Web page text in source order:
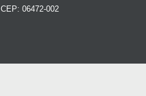
CEP: 06472-002